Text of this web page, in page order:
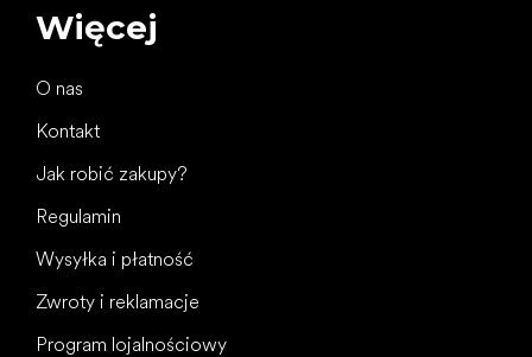
Więcej
O nas
Kontakt
Jak robić zakupy?
Regulamin
Wysyłka i płatność
Zwroty i reklamacje
Program lojalnościowy